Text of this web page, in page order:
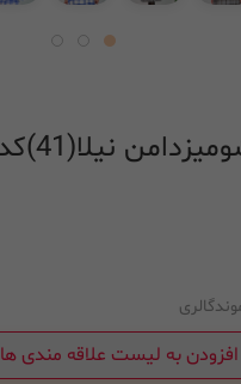
نیلا(41)کد:4319
افزودن به لیست علاقه مندی ها